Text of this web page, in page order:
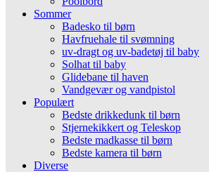
Sommer
Badesko til børn
Havfruehale til svømning
uv-dragt og uv-badetøj til baby
Solhat til baby
Glidebane til haven
Vandgevær og vandpistol
Populært
Bedste drikkedunk til børn
Stjernekikkert og Teleskop
Bedste madkasse til børn
Bedste kamera til børn
Diverse